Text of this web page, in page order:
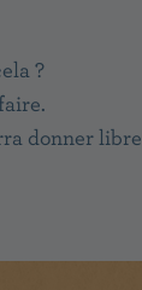
?
faire.
donner